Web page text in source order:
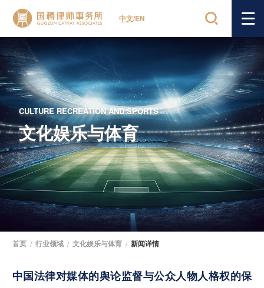
中文/EN
CULTURE RECREATION AND SPORTS
文化娱乐与体育
首页 / 行业领域 / 文化娱乐与体育 / 新闻详情
中国法律对媒体的舆论监督与公众人物人格权的保